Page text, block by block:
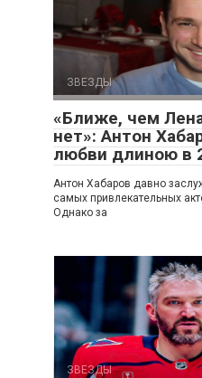
ЗВЕЗДЫ
«Ближе, чем
нет»: Антон
любви длиною в
Антон Хабаров давно
самых привлекательных
Однако за
ЗВЕЗДЫ